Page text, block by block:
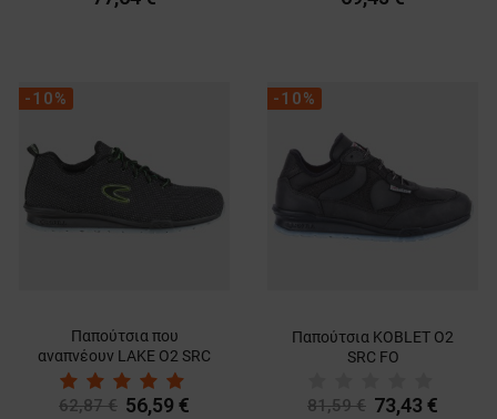
-10%
Παπούτσια που
αναπνέουν LAKE O2 SRC
FO
62,87 € 56,59 €
-10%
Παπούτσια KOBLET O2
SRC FO
81,59 € 73,43 €